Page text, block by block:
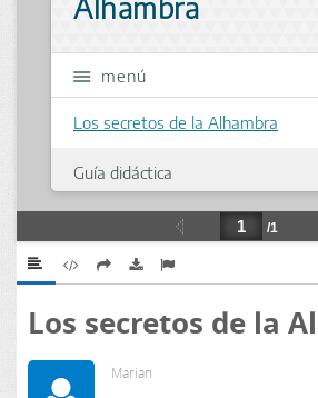
Los secretos de la
Marian